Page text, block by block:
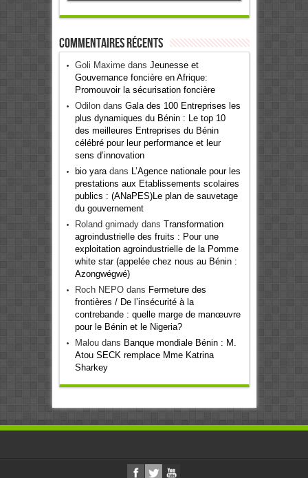
Commentaires récents
Goli Maximedans Jeunesse et
Gouvernance foncière en Afrique:
Promouvoir la sécurisation foncière
Odilondans Gala des 100 Entreprises les
plus dynamiques du Bénin : Le top 10
des meilleures Entreprises du Bénin
célébré pour leur performance et leur
sens d’innovation
bio yaradans
L’Agence nationale pour les
prestations aux Etablissements scolaires
publics : (ANaPES)Le plan de sauvetage
du gouvernement
Roland gnimadydans Transformation
agroindustrielle des fruits : Pour une
exploitation agroindustrielle de la Pomme
white star (appelée chez nous au Bénin :
Azongwégwé)
Roch NEPOdans Fermeture des
frontières / De l’insécurité à la
contrebande : quelle marge de manœuvre
pour le Bénin et le Nigeria?
Maloudans Banque mondiale Bénin : M.
Atou SECK remplace Mme Katrina
Sharkey